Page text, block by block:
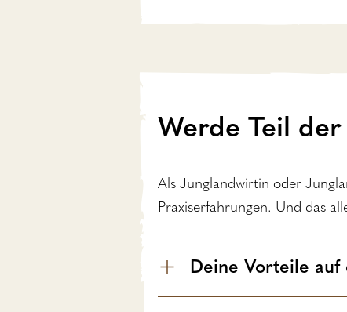
Werde Teil
Als Junglandwirtin oder
Praxiserfahrungen. Und das
Deine Vorteile auf